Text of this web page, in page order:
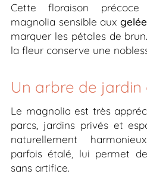
Cette floraison
magnolia sensible aux
marquer les pétales de
la fleur conserve une
Un arbre de jardin
Le magnolia est très
parcs, jardins privés et
naturellement
parfois étalé, lui permet
sans artifice.